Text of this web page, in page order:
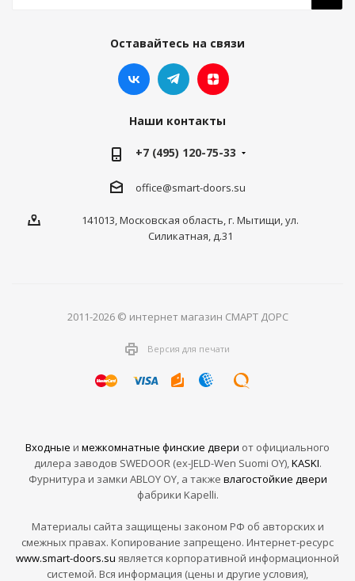
Оставайтесь на связи
Наши контакты
+7 (495) 120-75-33
office@smart-doors.su
141013, Московская область, г. Мытищи, ул.
Силикатная, д.31
2011-2026 © интернет магазин СМАРТ ДОРС
Версия для печати
Входные и межкомнатные финские двери от официального
дилера заводов SWEDOOR (ex-JELD-Wen Suomi OY),KASKI.
Фурнитура и замки ABLOY OY, а также влагостойкие двери
фабрики Kapelli.
Материалы сайта защищены законом РФ об авторских и
смежных правах. Копирование запрещено. Интернет-ресурс
www.smart-doors.su является корпоративной информационной
системой. Вся информация (цены и другие условия),